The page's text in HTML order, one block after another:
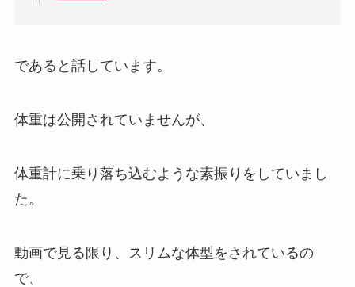
であると話しています。
体重は公開されていませんが、
体重計に乗り落ち込むような素振りをしていまし
た。
動画で見る限り、スリムな体型をされているの
で、